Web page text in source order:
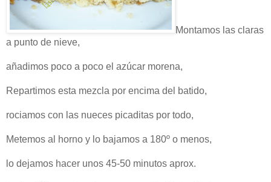
Montamos las claras
a punto de nieve,
añadimos poco a poco el azúcar morena,
Repartimos esta mezcla por encima del batido,
rociamos con las nueces picaditas por todo,
Metemos al horno y lo bajamos a 180º o menos,
lo dejamos hacer unos 45-50 minutos aprox.